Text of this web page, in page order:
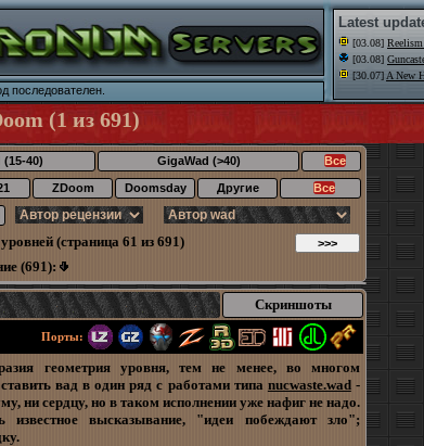
Latest
[03.08]
[03.08]
[30.07] A New
последователен.
(1 из 691)
(15-40) GigaWad (>40) Все
ZDoom Doomsday Другие Все
уровней (страница 61 из 691)
(691):
Скриншоты
Порты:
геометрия уровня, тем не менее, во многом
вад в один ряд с работами типа nucwaste.wad-
ни сердцу, но в таком исполнении уже нафиг не надо.
известное высказывание, "идеи побеждают зло";